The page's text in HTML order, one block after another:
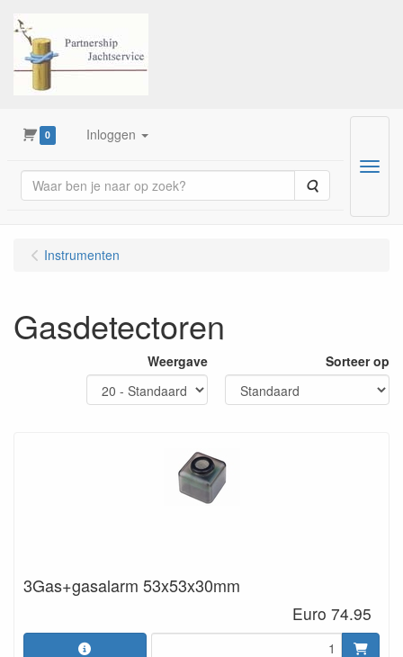
0 Inloggen
Zoeken
Menu
Instrumenten
Gasdetectoren
Weergave Sorteer op
3Gas+gasalarm 53x53x30mm
Euro 74.95